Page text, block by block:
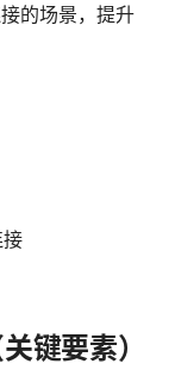
的场景，提升
键要素）